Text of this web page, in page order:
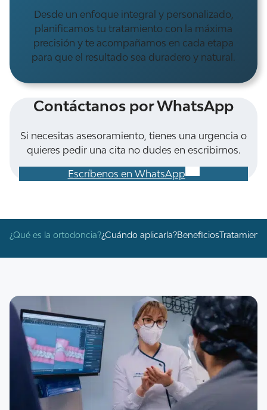
Desde un enfoque integral y personalizado,
planificamos tu tratamiento con la máxima
precisión y te acompañamos en cada etapa
para que el resultado sea duradero y natural.
Contáctanos por WhatsApp
Si necesitas asesoramiento, tienes una urgencia o
quieres pedir una cita no dudes en escribirnos.
Escríbenos en WhatsApp
¿Qué es la ortodoncia?¿Cuándo aplicarla?Beneficios